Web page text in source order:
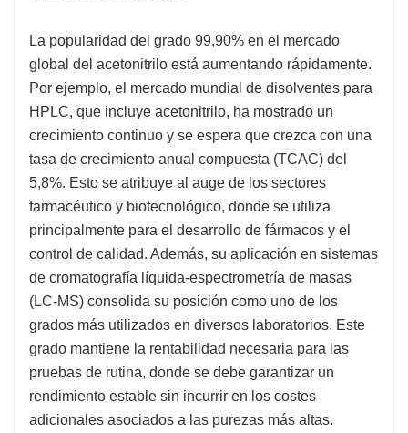
La popularidad del grado 99,90% en el mercado
global del acetonitrilo está aumentando rápidamente.
Por ejemplo, el mercado mundial de disolventes para
HPLC, que incluye acetonitrilo, ha mostrado un
crecimiento continuo y se espera que crezca con una
tasa de crecimiento anual compuesta (TCAC) del
5,8%. Esto se atribuye al auge de los sectores
farmacéutico y biotecnológico, donde se utiliza
principalmente para el desarrollo de fármacos y el
control de calidad. Además, su aplicación en sistemas
de cromatografía líquida-espectrometría de masas
(LC-MS) consolida su posición como uno de los
grados más utilizados en diversos laboratorios. Este
grado mantiene la rentabilidad necesaria para las
pruebas de rutina, donde se debe garantizar un
rendimiento estable sin incurrir en los costes
adicionales asociados a las purezas más altas.